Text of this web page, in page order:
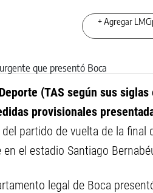
+ Agregar
(TAS según sus
provisionales
partido de vuelta de la final
el estadio Santiago
legal de Boca